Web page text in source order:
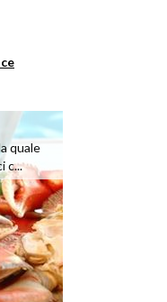
quale
c...